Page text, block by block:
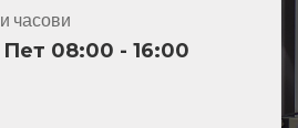
часови
08:00 - 16:00
SF/O/SN